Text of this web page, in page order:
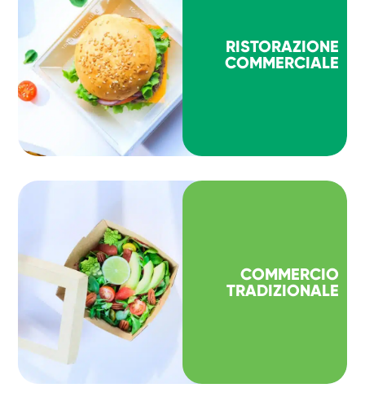
RISTORAZIONE
COMMERCIALE
COMMERCIO
TRADIZIONALE